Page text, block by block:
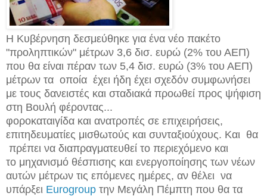
Η Κυβέρνηση δεσμεύθηκε για ένα νέο πακέτο
"προληπτικών" μέτρων 3,6 δισ. ευρώ (2% του ΑΕΠ)
που θα είναι πέραν των 5,4 δισ. ευρώ (3% του ΑΕΠ)
μέτρων τα οποία έχει ήδη έχει σχεδόν συμφωνήσει
με τους δανειστές και σταδιακά προωθεί προς ψήφιση
στη Βουλή φέροντας...
φοροκαταιγίδα και ανατροπές σε επιχειρήσεις,
επιτηδευματίες μισθωτούς και συνταξιούχους. Και θα
πρέπει να διαπραγματευθεί το περιεχόμενο και
το μηχανισμό θέσπισης και ενεργοποίησης των νέων
αυτών μέτρων τις επόμενες ημέρες, αν θέλει να
υπάρξει Eurogroup την Μεγάλη Πέμπτη που θα τα